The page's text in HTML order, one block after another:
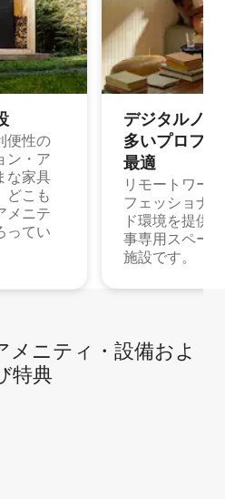
便性の
ン・ア
な家具
どこも
メニテ
ってい
デジタルノ
多⁠いプ⁠ロ⁠フ⁠
最⁠適
リモートワー
フェッショナ
ド環境を提供
事専用スペー
施設です。
メ⁠ニ⁠テ⁠ィ⁠・設⁠備⁠およ
特⁠典